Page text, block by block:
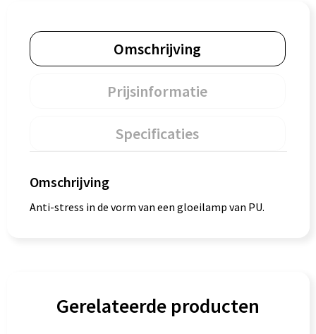
Omschrijving
Prijsinformatie
Specificaties
Omschrijving
Anti-stress in de vorm van een gloeilamp van PU.
Gerelateerde producten